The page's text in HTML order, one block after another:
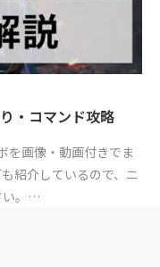
・コマンド攻略
を画像・動画付きでま
紹介しているので、ニ
い。…